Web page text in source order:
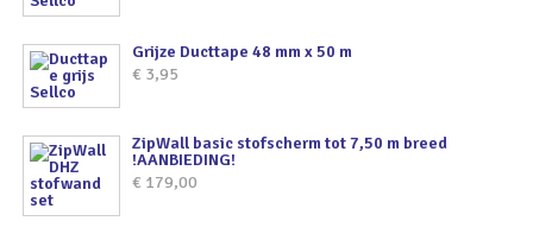
Grijze Ducttape 48 mm x 50 m
€ 3,95
ZipWall basic stofscherm tot 7,50 m breed
!AANBIEDING!
€ 179,00